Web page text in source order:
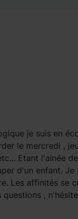
je suis en
le mercredi ,
Etant l'ainée
d'un enfant. Je
Les affinités se
,